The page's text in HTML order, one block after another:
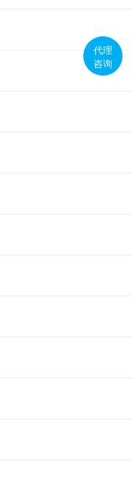
代理
咨询